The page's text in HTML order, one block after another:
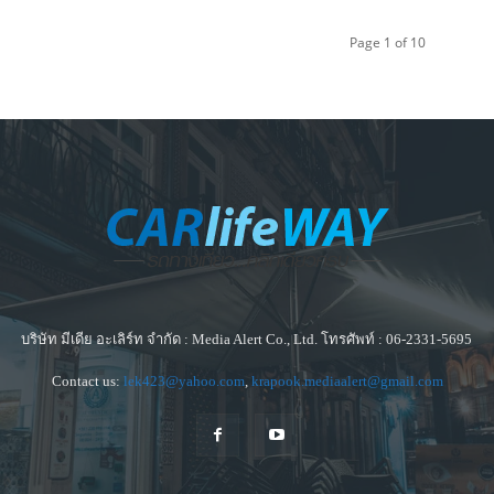
Page 1 of 10
บริษัท มีเดีย อะเลิร์ท จำกัด : Media Alert Co., Ltd. โทรศัพท์ : 06-2331-5695
Contact us: lek423@yahoo.com, krapook.mediaalert@gmail.com